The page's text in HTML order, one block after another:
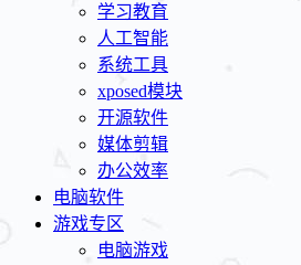
学习教育
人工智能
系统工具
xposed模块
开源软件
媒体剪辑
办公效率
电脑软件
游戏专区
电脑游戏